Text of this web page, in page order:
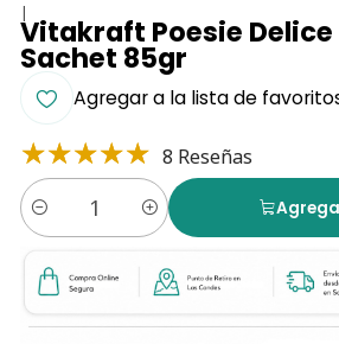
|
Vitakraft Poesie Delice
Sachet 85gr
Agregar a la lista de
8 Reseñas
Cantidad